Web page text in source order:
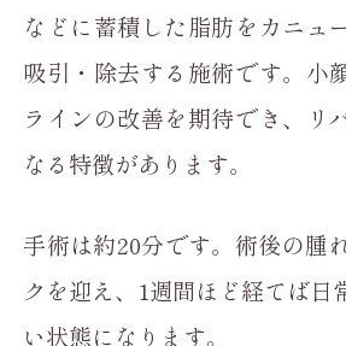
などに蓄積した脂肪をカニュ
吸引・除去する施術です。小
ラインの改善を期待でき、リ
なる特徴があります。
手術は約20分です。術後の腫
クを迎え、1週間ほど経てば日
い状態になります。